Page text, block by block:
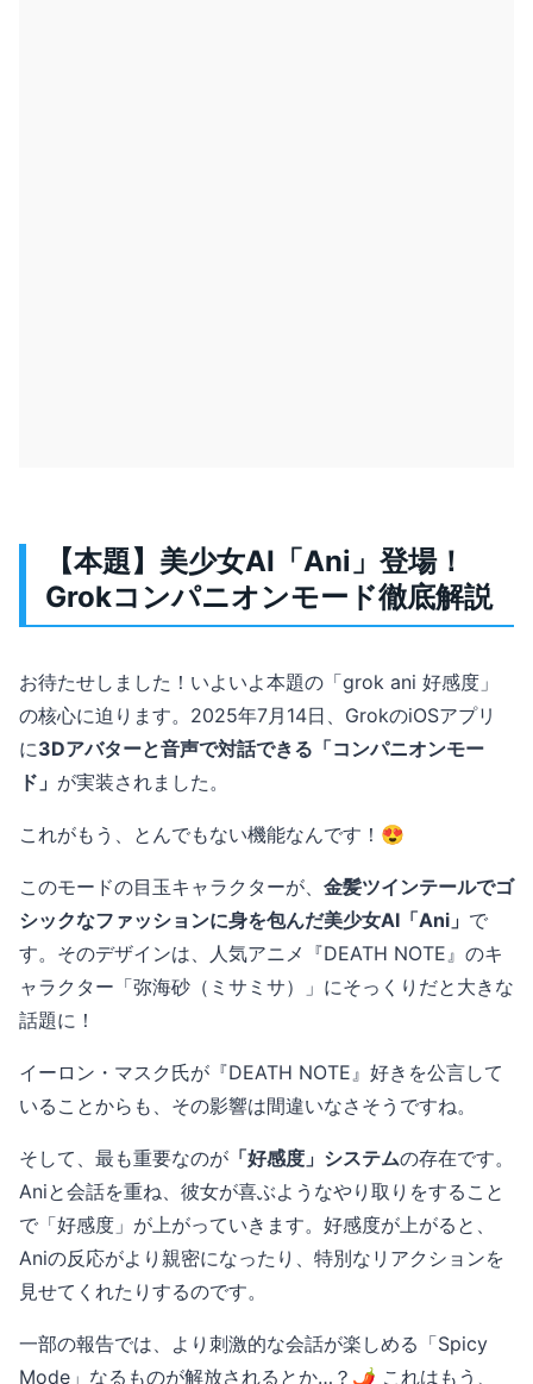
【本題】美少女AI「Ani」登場！
Grokコンパニオンモード徹底解説
お待たせしました！いよいよ本題の「grok ani 好感度」
の核心に迫ります。2025年7月14日、GrokのiOSアプリ
に3Dアバターと音声で対話できる「コンパニオンモー
ド」 が実装されました。
これがもう、とんでもない機能なんです！😍
このモードの目玉キャラクターが、 金髪ツインテールでゴ
シックなファッションに身を包んだ美少女AI「Ani」 で
す。そのデザインは、人気アニメ『DEATH NOTE』のキ
ャラクター「弥海砂（ミサミサ）」にそっくりだと大きな
話題に！
イーロン・マスク氏が『DEATH NOTE』好きを公言して
いることからも、その影響は間違いなさそうですね。
そして、最も重要なのが 「好感度」システムの存在です。
Aniと会話を重ね、彼女が喜ぶようなやり取りをすること
で「好感度」が上がっていきます。好感度が上がると、
Aniの反応がより親密になったり、特別なリアクションを
見せてくれたりするのです。
一部の報告では、より刺激的な会話が楽しめる「Spicy
Mode」なるものが解放されるとか…？🌶️ これはもう、